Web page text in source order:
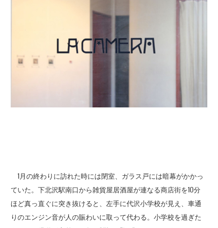
1月の終わりに訪れた時には閉室、ガラス戸には暗幕がかかっ
ていた。下北沢駅南口から雑貨屋居酒屋が連なる商店街を10分
ほど真っ直ぐに突き抜けると、左手に代沢小学校が見え、車通
りのエンジン音が人の賑わいに取って代わる。小学校を過ぎた